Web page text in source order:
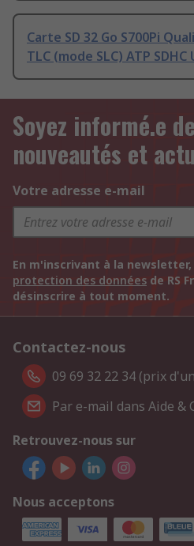
Carte SD 32 Go S700Pi
TLC (mode SLC) ATP SDHC
Soyez informé.e
nouveautés et
Votre adresse e-mail
En m'inscrivant à la
protection des données de RS
désinscrire à tout moment.
Contactez-nous
09 69 32 22 34 (prix
Par e-mail dans Aide &
Retrouvez-nous sur
Nous acceptons